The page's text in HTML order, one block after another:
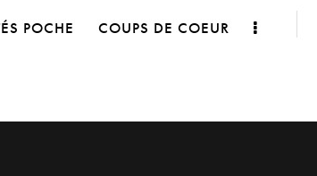
POCHE COUPS DE COEUR